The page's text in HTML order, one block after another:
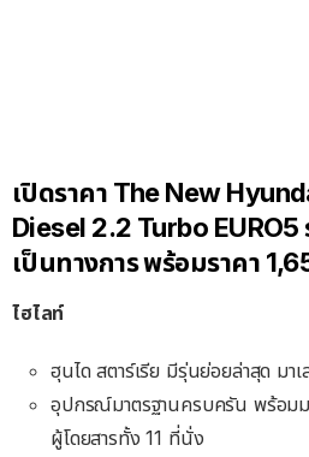
เปิดราคา The New
Diesel 2.2 Turbo EURO5
เป็นทางการ พร้อมราคา
ไฮไลท์
ฮุนได สตาร์เรีย มีรุ่นย่อยล่าสุด มา
อุปกรณ์มาตรฐานครบครัน พร้อม
ผู้โดยสารทั้ง 11 ที่นั่ง